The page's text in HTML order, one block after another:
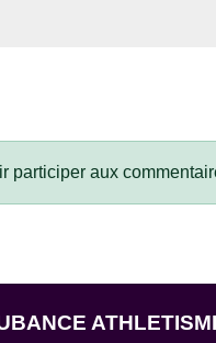
participer aux